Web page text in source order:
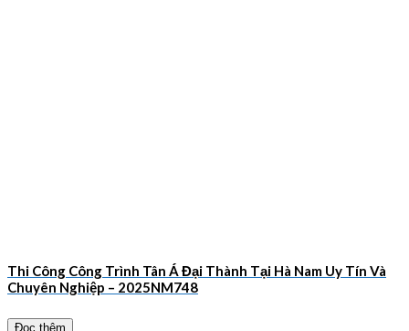
Thi Công Công Trình Tân Á Đại Thành Tại Hà Nam Uy Tín Và
Chuyên Nghiệp – 2025NM748
Đọc thêm